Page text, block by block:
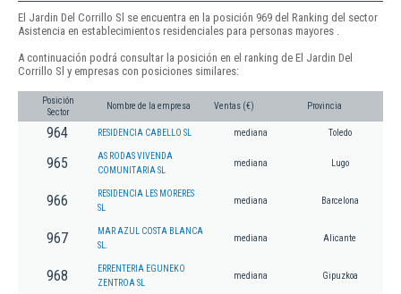
El Jardin Del Corrillo Sl se encuentra en la posición 969 del Ranking del sector
Asistencia en establecimientos residenciales para personas mayores .
A continuación podrá consultar la posición en el ranking de El Jardin Del
Corrillo Sl y empresas con posiciones similares:
Posición
Sector
Nombre de la empresa Ventas (€) Provincia
964 RESIDENCIA CABELLO SL mediana Toledo
965
AS RODAS VIVENDA
COMUNITARIA SL
mediana Lugo
966
RESIDENCIA LES MORERES
SL
mediana Barcelona
967
MAR AZUL COSTA BLANCA
SL.
mediana Alicante
968
ERRENTERIA EGUNEKO
ZENTROA SL
mediana Gipuzkoa